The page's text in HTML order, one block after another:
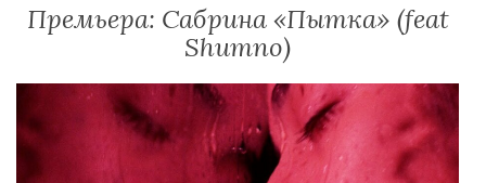
Премьера: Сабрина «Пытка» (feat
Shumno)